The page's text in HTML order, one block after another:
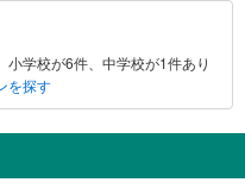
学校が6件、中学校が1件あり
を探す